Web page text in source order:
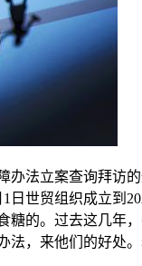
立案查询拜访的
日世贸组织成立到
糖的。过去这几年
，来他们的好处